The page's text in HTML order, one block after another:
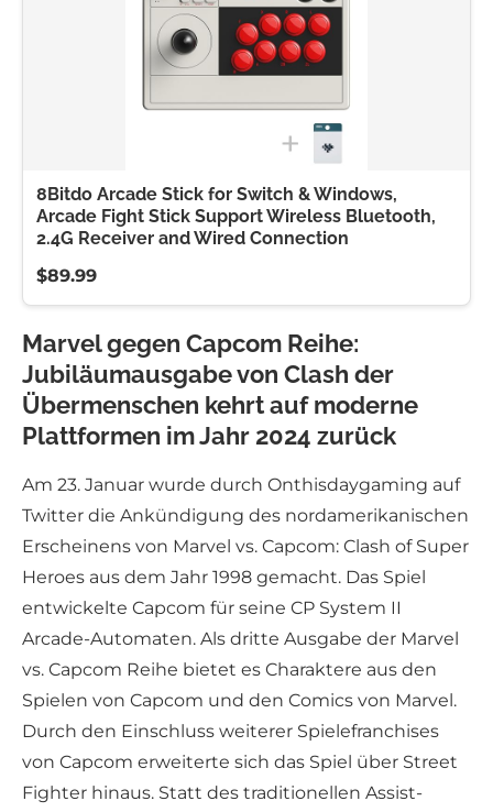
8Bitdo Arcade Stick for Switch & Windows,
Arcade Fight Stick Support Wireless Bluetooth,
2.4G Receiver and Wired Connection
$89.99
Marvel gegen Capcom Reihe:
Jubiläumausgabe von Clash der
Übermenschen kehrt auf moderne
Plattformen im Jahr 2024 zurück
Am 23. Januar wurde durch Onthisdaygaming auf
Twitter die Ankündigung des nordamerikanischen
Erscheinens von Marvel vs. Capcom: Clash of Super
Heroes aus dem Jahr 1998 gemacht. Das Spiel
entwickelte Capcom für seine CP System II
Arcade-Automaten. Als dritte Ausgabe der Marvel
vs. Capcom Reihe bietet es Charaktere aus den
Spielen von Capcom und den Comics von Marvel.
Durch den Einschluss weiterer Spielefranchises
von Capcom erweiterte sich das Spiel über Street
Fighter hinaus. Statt des traditionellen Assist-